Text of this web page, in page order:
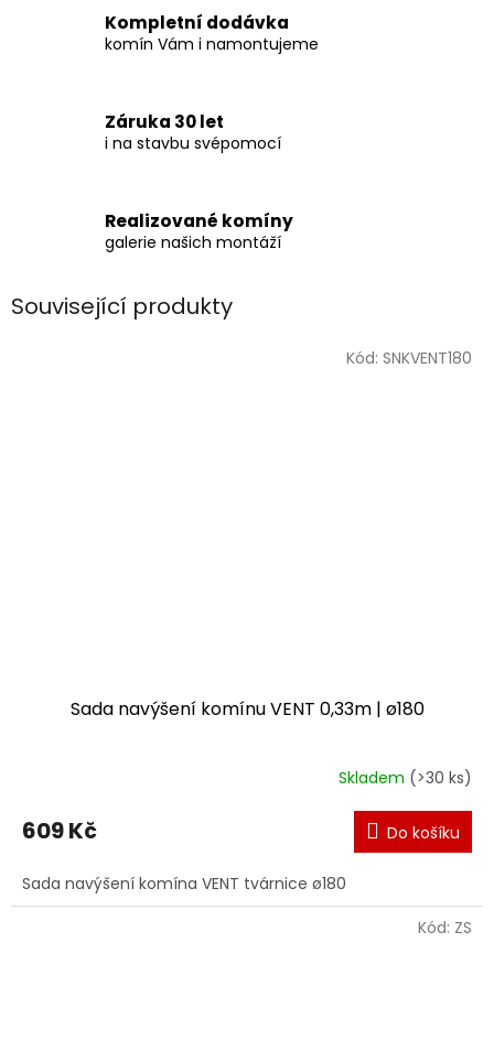
Kompletní dodávka
komín Vám i namontujeme
Záruka 30 let
i na stavbu svépomocí
Realizované komíny
galerie našich montáží
Související produkty
Sada navýšení komínu VENT 0,33m | ø180
Skladem (>30 ks)
609 Kč Do košíku
Sada navýšení komína VENT tvárnice ø180
Kód: SNKVENT180
Kód: ZS